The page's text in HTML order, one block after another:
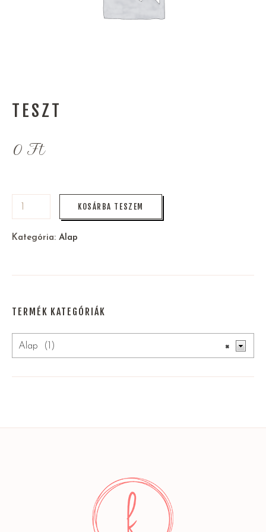
TESZT
0 Ft
KOSÁRBA TESZEM
Kategória: Alap
TERMÉK KATEGÓRIÁK
×
Alap (1)